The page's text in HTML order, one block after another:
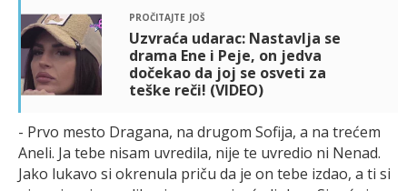
pročitajte još
Uzvraća udarac: Nastavlja se
drama Ene i Peje, on jedva
dočekao da joj se osveti za
teške reči! (VIDEO)
- Prvo mesto Dragana, na drugom Sofija, a na trećem
Aneli. Ja tebe nisam uvredila, nije te uvredio ni Nenad.
Jako lukavo si okrenula priču da je on tebe izdao, a ti si